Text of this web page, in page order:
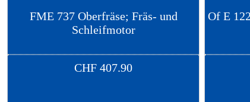
FME 737 Oberfräse; Fräs- und
Schleifmotor
CHF 407.90
Of E